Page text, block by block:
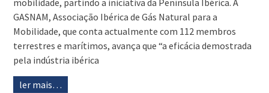
mobilidade, partindo a iniciativa da Península Ibérica. A
GASNAM, Associação Ibérica de Gás Natural para a
Mobilidade, que conta actualmente com 112 membros
terrestres e marítimos, avança que “a eficácia demostrada
pela indústria ibérica
ler mais…